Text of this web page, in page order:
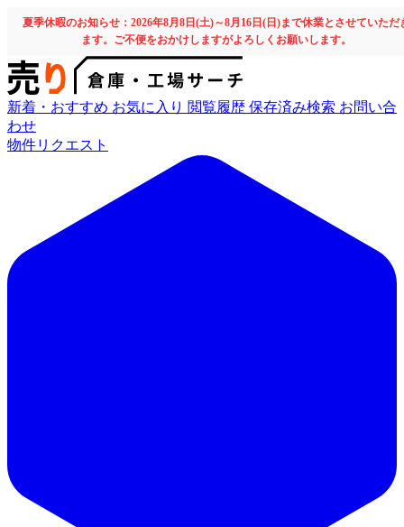
夏季休暇のお知らせ：2026年8月8日(土)～8月16日(日)まで休業とさせていただ
ます。ご不便をおかけしますがよろしくお願いします。
新着・おすすめ お気に入り 閲覧履歴 保存済み検索 お問い合
わせ
物件リクエスト